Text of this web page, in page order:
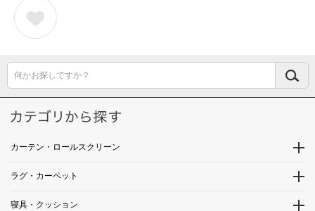
何かお探しですか？
カーテン・ロールスクリーン
ラグ・カーペット
寝具・クッション